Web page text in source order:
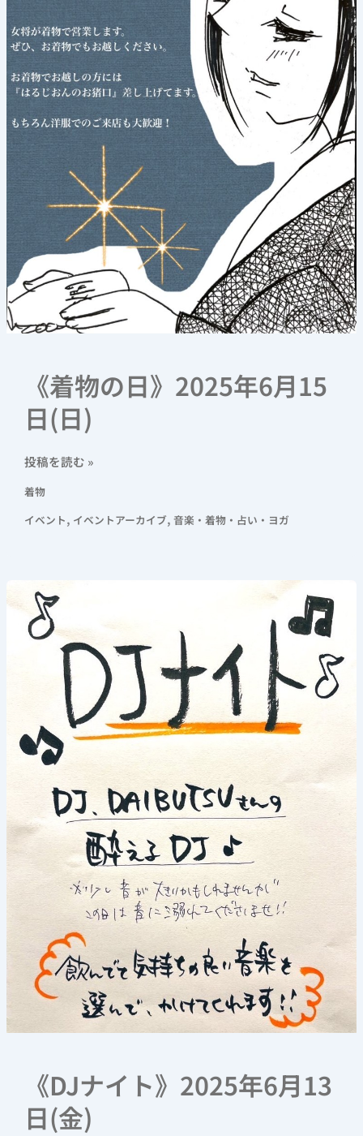
《着物の日》2025年6月15
日(日)
15
日
(日)
投稿を読む »
着物
イベント, イベントアーカイブ, 音楽・着物・占い・ヨガ
《DJナイト》2025年6月13
日(金)
《DJ
イ
13